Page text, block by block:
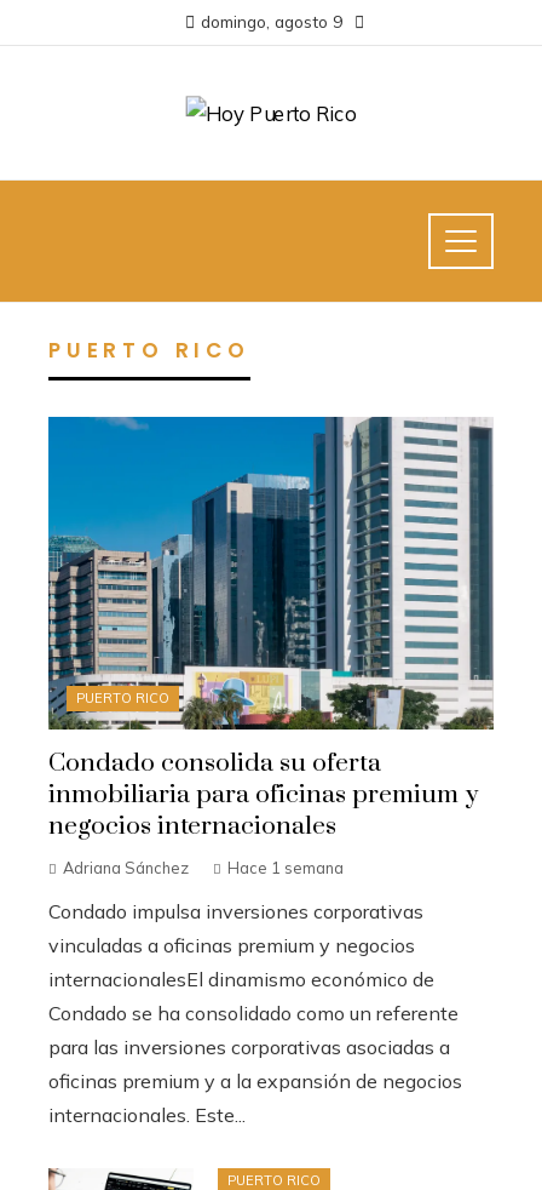
domingo, agosto 9
PUERTO RICO
PUERTO RICO
Condado consolida su oferta
inmobiliaria para oficinas premium y
negocios internacionales
Adriana Sánchez Hace 1 semana
Condado impulsa inversiones corporativas
vinculadas a oficinas premium y negocios
internacionalesEl dinamismo económico de
Condado se ha consolidado como un referente
para las inversiones corporativas asociadas a
oficinas premium y a la expansión de negocios
internacionales. Este...
PUERTO RICO